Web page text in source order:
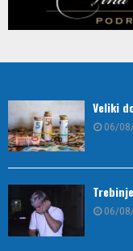
Veliki
06/
06/